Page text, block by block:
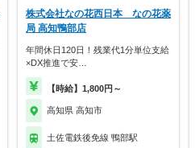
株式会社なの花西日本 なの花薬
局 高知鴨部店
年間休日120日！残業代1分単位支給
×DX推進で安…
【時給】1,800円～
高知県 高知市
土佐電鉄後免線 鴨部駅